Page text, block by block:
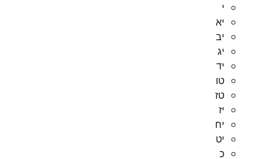
י
יא
יב
יג
יד
טו
טז
יז
יח
יט
כ